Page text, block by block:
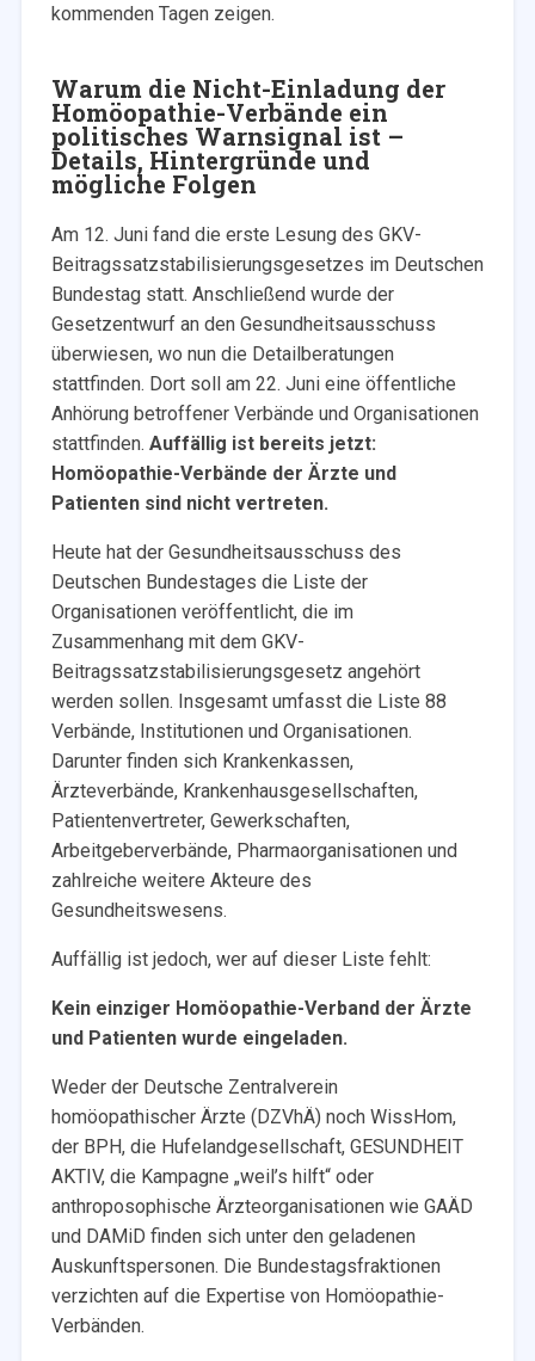
kommenden Tagen zeigen.
Warum die Nicht-Einladung der
Homöopathie-Verbände ein
politisches Warnsignal ist –
Details, Hintergründe und
mögliche Folgen
Am 12. Juni fand die erste Lesung des GKV-
Beitragssatzstabilisierungsgesetzes im Deutschen
Bundestag statt. Anschließend wurde der
Gesetzentwurf an den Gesundheitsausschuss
überwiesen, wo nun die Detailberatungen
stattfinden. Dort soll am 22. Juni eine öffentliche
Anhörung betroffener Verbände und Organisationen
stattfinden. Auffällig ist bereits jetzt:
Homöopathie-Verbände der Ärzte und
Patienten sind nicht vertreten.
Heute hat der Gesundheitsausschuss des
Deutschen Bundestages die Liste der
Organisationen veröffentlicht, die im
Zusammenhang mit dem GKV-
Beitragssatzstabilisierungsgesetz angehört
werden sollen. Insgesamt umfasst die Liste 88
Verbände, Institutionen und Organisationen.
Darunter finden sich Krankenkassen,
Ärzteverbände, Krankenhausgesellschaften,
Patientenvertreter, Gewerkschaften,
Arbeitgeberverbände, Pharmaorganisationen und
zahlreiche weitere Akteure des
Gesundheitswesens.
Auffällig ist jedoch, wer auf dieser Liste fehlt:
Kein einziger Homöopathie-Verband der Ärzte
und Patienten wurde eingeladen.
Weder der Deutsche Zentralverein
homöopathischer Ärzte (DZVhÄ) noch WissHom,
der BPH, die Hufelandgesellschaft, GESUNDHEIT
AKTIV, die Kampagne „weil’s hilft“ oder
anthroposophische Ärzteorganisationen wie GAÄD
und DAMiD finden sich unter den geladenen
Auskunftspersonen. Die Bundestagsfraktionen
verzichten auf die Expertise von Homöopathie-
Verbänden.